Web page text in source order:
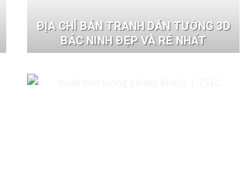
ĐỊA CHỈ BÁN TRANH DÁN TƯỜNG 3D
BẮC NINH ĐẸP VÀ RẺ NHẤT